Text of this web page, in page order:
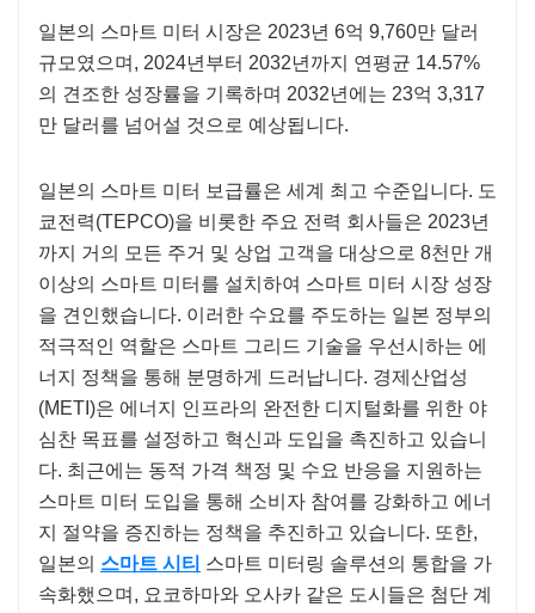
일본의 스마트 미터 시장은 2023년 6억 9,760만 달러
규모였으며, 2024년부터 2032년까지 연평균 14.57%
의 견조한 성장률을 기록하며 2032년에는 23억 3,317
만 달러를 넘어설 것으로 예상됩니다.
일본의 스마트 미터 보급률은 세계 최고 수준입니다. 도
쿄전력(TEPCO)을 비롯한 주요 전력 회사들은 2023년
까지 거의 모든 주거 및 상업 고객을 대상으로 8천만 개
이상의 스마트 미터를 설치하여 스마트 미터 시장 성장
을 견인했습니다. 이러한 수요를 주도하는 일본 정부의
적극적인 역할은 스마트 그리드 기술을 우선시하는 에
너지 정책을 통해 분명하게 드러납니다. 경제산업성
(METI)은 에너지 인프라의 완전한 디지털화를 위한 야
심찬 목표를 설정하고 혁신과 도입을 촉진하고 있습니
다. 최근에는 동적 가격 책정 및 수요 반응을 지원하는
스마트 미터 도입을 통해 소비자 참여를 강화하고 에너
지 절약을 증진하는 정책을 추진하고 있습니다. 또한,
일본의 스마트 시티 스마트 미터링 솔루션의 통합을 가
속화했으며, 요코하마와 오사카 같은 도시들은 첨단 계